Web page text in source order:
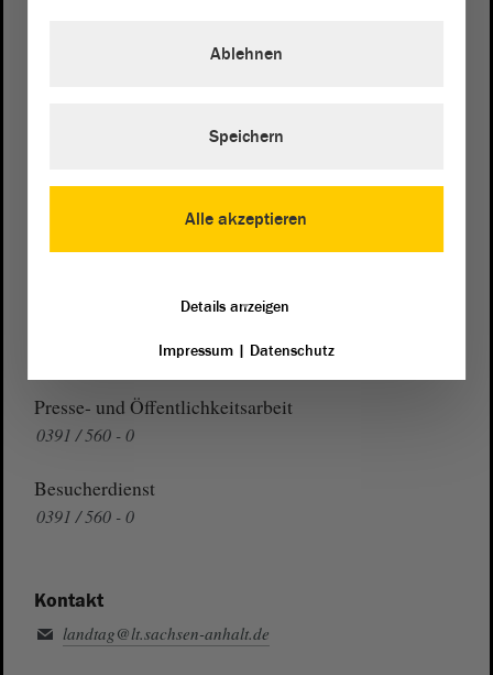
0391 / 560 - 1123
Presse- und Öffentlichkeitsarbeit
0391 / 560 - 0
Besucherdienst
0391 / 560 - 0
Kontakt
landtag@lt.sachsen-anhalt.de
Alle akzeptieren
Ablehnen
Speichern
Details anzeigen
Impressum| Datenschutz